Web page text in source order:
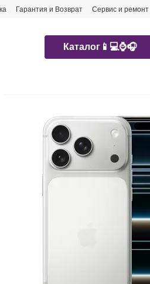
Гарантия и Возврат Сервис и ремонт
Каталог📱💻⌚️🎧